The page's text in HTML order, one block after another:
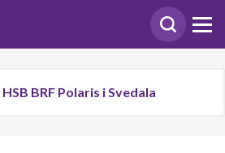
BRF Polaris i Svedala